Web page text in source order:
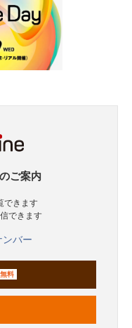
のご案内
できます
できます
ンバー
無料